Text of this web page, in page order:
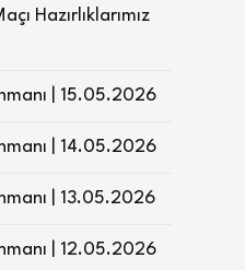
Hazırlıklarımız
| 15.05.2026
| 14.05.2026
| 13.05.2026
| 12.05.2026